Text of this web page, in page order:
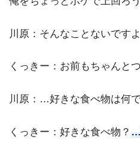
川原：そんなことないですよ
くっきー：お前もちゃんと
川原：…好きな食べ物は何
くっきー：好きな食べ物？